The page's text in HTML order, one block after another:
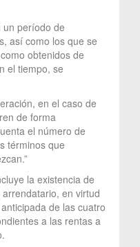
un período de
así como los que se
obtenidos de
el tiempo, se
en el caso de
de forma
el número de
términos que
la existencia de
en virtud
de las cuatro
a las rentas a